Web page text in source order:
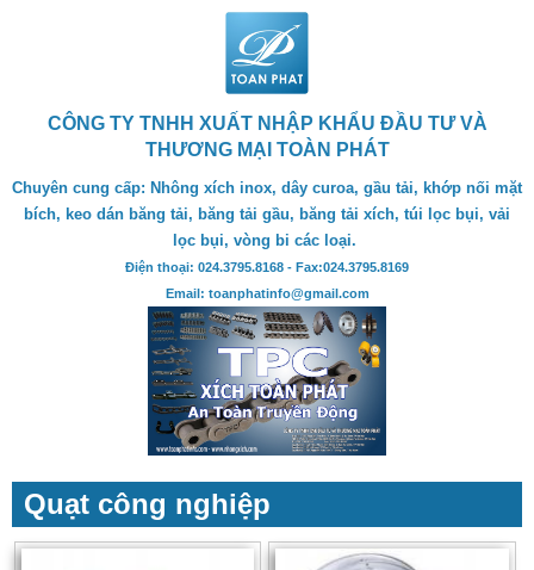
CÔNG TY TNHH XUẤT NHẬP KHẨU ĐẦU TƯ VÀ
THƯƠNG MẠI TOÀN PHÁT
Chuyên cung cấp: Nhông xích inox, dây curoa, gầu tải, khớp nối mặt
bích, keo dán băng tải, băng tải gầu, băng tải xích, túi lọc bụi, vải
lọc bụi, vòng bi các loại.
Điện thoại: 024.3795.8168 - Fax:024.3795.8169
Email: toanphatinfo@gmail.com
Quạt công nghiệp